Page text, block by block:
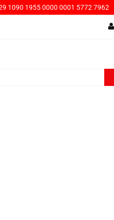
29 1090 1955 0000 0001 5772 7962
PŁATNOŚCI